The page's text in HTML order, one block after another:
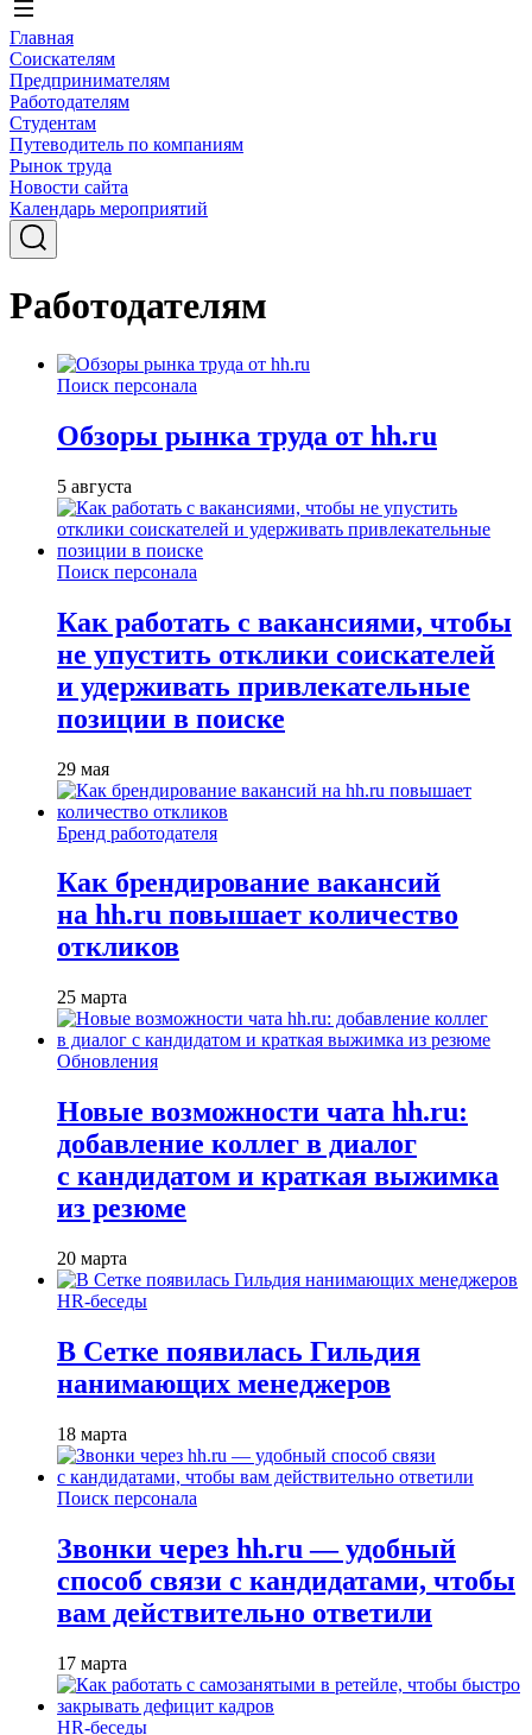
Главная
Соискателям
Предпринимателям
Работодателям
Студентам
Путеводитель по компаниям
Рынок труда
Новости сайта
Календарь мероприятий
Работодателям
Поиск персонала
Обзоры рынка труда от hh.ru
5 августа
Поиск персонала
Как работать с вакансиями, чтобы
не упустить отклики соискателей
и удерживать привлекательные
позиции в поиске
29 мая
Бренд работодателя
Как брендирование вакансий
на hh.ru повышает количество
откликов
25 марта
Обновления
Новые возможности чата hh.ru:
добавление коллег в диалог
с кандидатом и краткая выжимка
из резюме
20 марта
HR-беседы
В Сетке появилась Гильдия
нанимающих менеджеров
18 марта
Поиск персонала
Звонки через hh.ru — удобный
способ связи с кандидатами, чтобы
вам действительно ответили
17 марта
HR-беседы